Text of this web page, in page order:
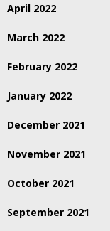
April 2022
March 2022
February 2022
January 2022
December 2021
November 2021
October 2021
September 2021